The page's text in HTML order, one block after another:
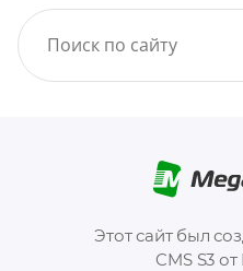
Этот сайт был
CMS S3